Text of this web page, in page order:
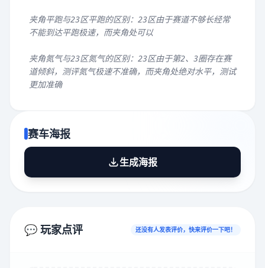
夹角平跑与23区平跑的区别：23区由于赛道不够长经常
不能到达平跑极速，而夹角处可以
夹角氮气与23区氮气的区别：23区由于第2、3圈存在赛
道倾斜，测评氮气极速不准确，而夹角处绝对水平，测试
更加准确
赛车海报
生成海报
💬 玩家点评 还没有人发表评价，快来评价一下吧！